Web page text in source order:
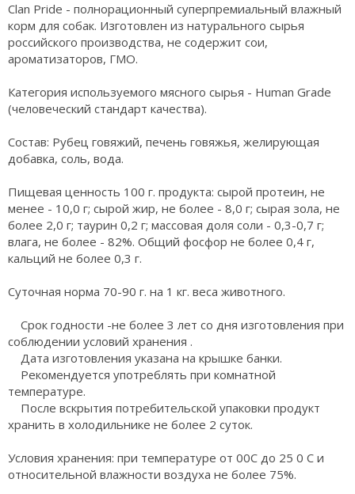
Clan Pride - полнорационный суперпремиальный влажный
корм для собак. Изготовлен из натурального сырья
российского производства, не содержит сои,
ароматизаторов, ГМО.
Категория используемого мясного сырья - Human Grade
(человеческий стандарт качества).
Состав: Рубец говяжий, печень говяжья, желирующая
добавка, соль, вода.
Пищевая ценность 100 г. продукта: сырой протеин, не
менее - 10,0 г; сырой жир, не более - 8,0 г; сырая зола, не
более 2,0 г; таурин 0,2 г; массовая доля соли - 0,3-0,7 г;
влага, не более - 82%. Общий фосфор не более 0,4 г,
кальций не более 0,3 г.
Суточная норма 70-90 г. на 1 кг. веса животного.
Срок годности -не более 3 лет со дня изготовления при
соблюдении условий хранения .
Дата изготовления указана на крышке банки.
Рекомендуется употреблять при комнатной
температуре.
После вскрытия потребительской упаковки продукт
хранить в холодильнике не более 2 суток.
Условия хранения: при температуре от 00С до 25 0 С и
относительной влажности воздуха не более 75%.